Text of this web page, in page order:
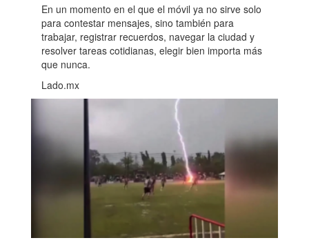
En un momento en el que el móvil ya no sirve solo
para contestar mensajes, sino también para
trabajar, registrar recuerdos, navegar la ciudad y
resolver tareas cotidianas, elegir bien importa más
que nunca.
Lado.mx